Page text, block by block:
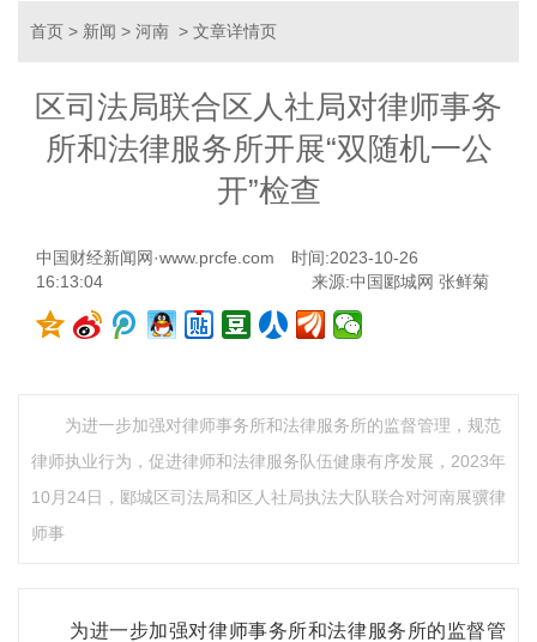
首页 > 新闻 > 河南 > 文章详情页
区司法局联合区人社局对律师事务
所和法律服务所开展“双随机一公
开”检查
中国财经新闻网·www.prcfe.com
时间:2023-10-26
16:13:04
来源:中国郾城网 张鲜菊
为进一步加强对律师事务所和法律服务所的监督管理，规范
律师执业行为，促进律师和法律服务队伍健康有序发展，2023年
10月24日，郾城区司法局和区人社局执法大队联合对河南展骥律
师事
为进一步加强对律师事务所和法律服务所的监督管